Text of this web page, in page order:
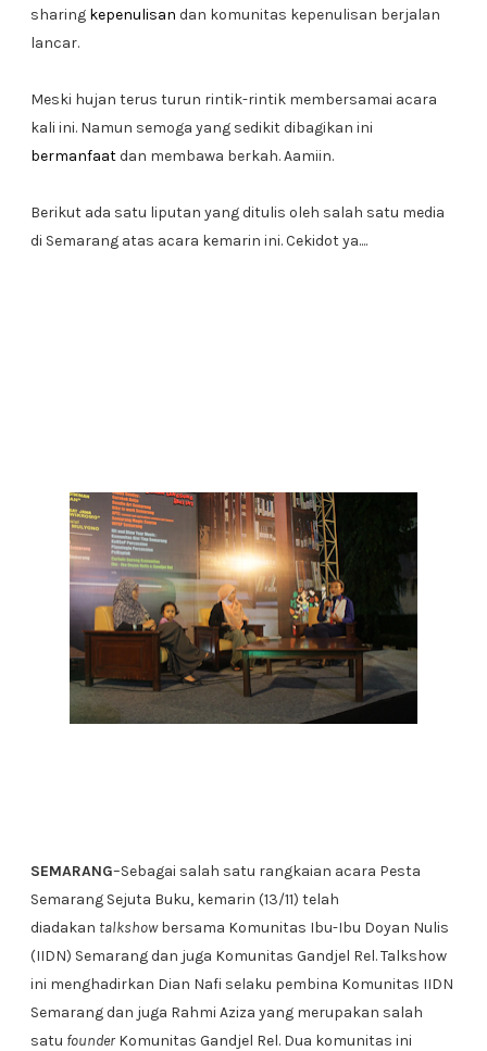
sharing kepenulisan dan komunitas kepenulisan berjalan
lancar.
Meski hujan terus turun rintik-rintik membersamai acara
kali ini. Namun semoga yang sedikit dibagikan ini
bermanfaatdan membawa berkah. Aamiin.
Berikut ada satu liputan yang ditulis oleh salah satu media
di Semarang atas acara kemarin ini. Cekidot ya....
SEMARANG–Sebagai salah satu rangkaian acara Pesta
Semarang Sejuta Buku, kemarin (13/11) telah
diadakan talkshowbersama Komunitas Ibu-Ibu Doyan Nulis
(IIDN) Semarang dan juga Komunitas Gandjel Rel. Talkshow
ini menghadirkan Dian Nafi selaku pembina Komunitas IIDN
Semarang dan juga Rahmi Aziza yang merupakan salah
satu founderKomunitas Gandjel Rel. Dua komunitas ini